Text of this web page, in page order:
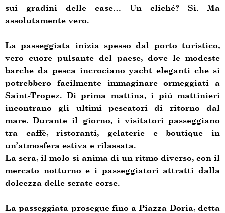
sui gradini delle case… Un cliché? Sì. Ma
assolutamente vero.
La passeggiata inizia spesso dal porto turistico,
vero cuore pulsante del paese, dove le modeste
barche da pesca incrociano yacht eleganti che si
potrebbero facilmente immaginare ormeggiati a
Saint-Tropez. Di prima mattina, i più mattinieri
incontrano gli ultimi pescatori di ritorno dal
mare. Durante il giorno, i visitatori passeggiano
tra caffè, ristoranti, gelaterie e boutique in
un’atmosfera estiva e rilassata.
La sera, il molo si anima di un ritmo diverso, con il
mercato notturno e i passeggiatori attratti dalla
dolcezza delle serate corse.
La passeggiata prosegue fino a Piazza Doria, detta